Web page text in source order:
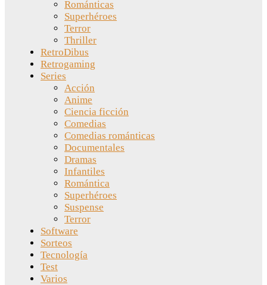
Románticas
Superhéroes
Terror
Thriller
RetroDibus
Retrogaming
Series
Acción
Anime
Ciencia ficción
Comedias
Comedias románticas
Documentales
Dramas
Infantiles
Romántica
Superhéroes
Suspense
Terror
Software
Sorteos
Tecnología
Test
Varios